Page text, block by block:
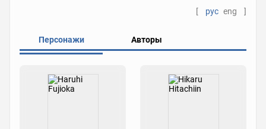
[
рус eng ]
Персонажи Авторы